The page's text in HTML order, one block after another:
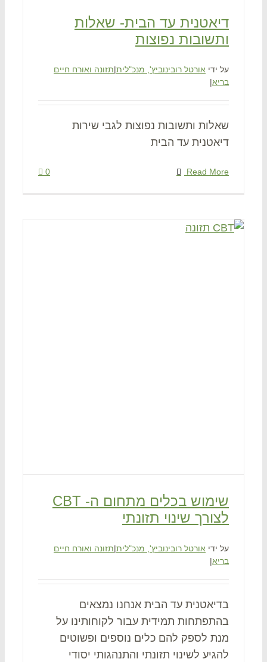
דיאטנית עד הבית- שאלות
ותשובות נפוצות
אורטל רובינוביץ', מנכ"לית תזונה ואורח חיים
שאלות ותשובות נפוצות לגבי שירות
דיאטנית עד הבית
Read More
שימוש בכלים מתחום ה- CBT
לצורך שינוי תזונתי
אורטל רובינוביץ', מנכ"לית תזונה ואורח חיים
בדיאטנית עד הבית אנחנו נמצאים
בהתפתחות תמידית עבור לקוחותינו על
מנת לספק להם כלים נוספים ופשוטים
להגיע לשינוי תזונתי והתנהגותי יסודי